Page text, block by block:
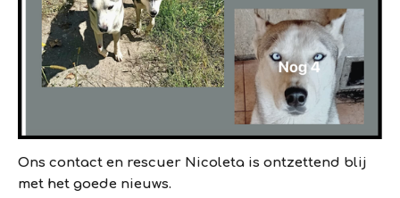
Ons contact en rescuer Nicoleta is ontzettend blij
met het goede nieuws.